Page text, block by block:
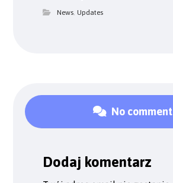
News,Updates
No comment
Dodaj komentarz